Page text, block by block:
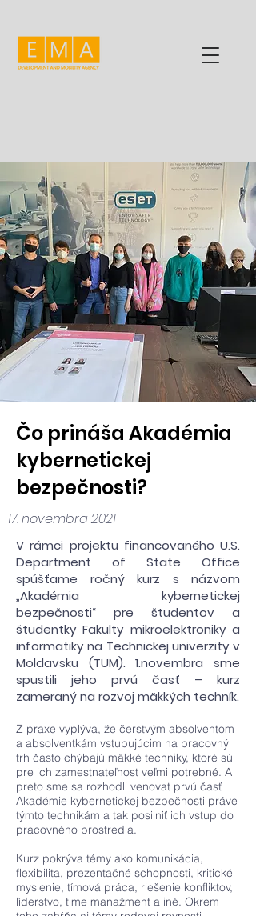
Čo prináša Akadémia
kybernetickej
bezpečnosti?
17. novembra 2021
V rámci projektu financovaného U.S.
Department of State Office
spúšťame ročný kurz s názvom
„Akadémia kybernetickej
bezpečnosti“ pre študentov a
študentky Fakulty mikroelektroniky a
informatiky na Technickej univerzity v
Moldavsku (TUM). 1.novembra sme
spustili jeho prvú časť – kurz
zameraný na rozvoj mäkkých techník.
Z praxe vyplýva, že čerstvým absolventom
a absolventkám vstupujúcim na pracovný
trh často chýbajú mäkké techniky, ktoré sú
pre ich zamestnateľnosť veľmi potrebné. A
preto sme sa rozhodli venovať prvú časť
Akadémie kybernetickej bezpečnosti práve
týmto technikám a tak posilniť ich vstup do
pracovného prostredia.
Kurz pokrýva témy ako komunikácia,
flexibilita, prezentačné schopnosti, kritické
myslenie, tímová práca, riešenie konfliktov,
líderstvo, time manažment a iné. Okrem